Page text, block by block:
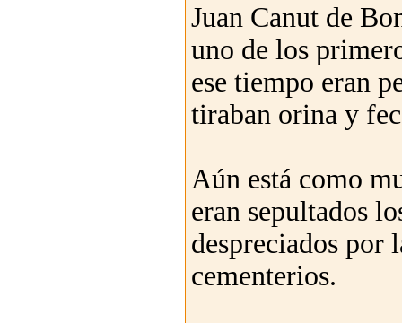
Juan Canut de
uno de los
ese tiempo eran
tiraban orina y
Aún está como
eran sepultados
despreciados por
cementerios.